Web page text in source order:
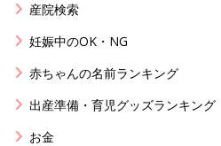
産院検索
妊娠中のOK・NG
赤ちゃんの名前ランキング
出産準備・育児グッズランキング
お金